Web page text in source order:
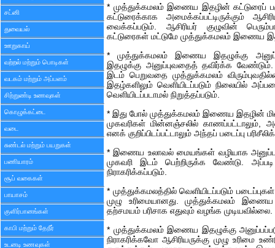
சட்னி
துவையல்
ஊறுகாய்
வற்றல் மற்றும் பொடிகள்
வடகம் மற்றும் அப்பளம்
சிற்றுண்டி உணவுகள்
கொழுக்கட்டை
வடை
சுண்டல் மற்றும் பயறுகள்
பணியாரம்
சூப் வகைகள்
பாயாசம்
குளிர்பானங்கள்
காபி மற்றும் தேநீர்
உடனடி உணவுகள்
* முத்துக்கமலம் இணைய இதழின் கட்டுரைப்
கட்டுரைக்காக அமைக்கப்பட்டிருக்கும்
வைக்கப்படும். ஆசிரியர் குழுவின்
கட்டுரைகள் மட்டுமே முத்துக்கமலம் இணைய
* முத்துக்கமலம் இணைய இதழுக்கு
இதழுக்கு அனுப்புவதைத் தவிர்க்க
இடம் பெறுவதை முத்துக்கமலம்
இதழ்களிலும் வெளியிடப்படும் நிலையில்
வெளியிடப்படாமல் நிறுத்தப்படும்.
* இது போல் முத்துக்கமலம் இணைய இதழின்
முகவரிகள் மின்னஞ்சலில் காணப்பட்டாலும்,
எனக் குறிப்பிடப்பட்டாலும் அந்தப் படைப்பு
* இணைய உலாவல் மையங்கள் வழியாக
முகவரி இடம் பெற்றிருக்க வேண்டு.
நிராகரிக்கப்படும்.
* முத்துக்கமலத்தில் வெளியிடப்படும்
முழு உரிமையானது. முத்துக்கமலம் இணைய
தற்சமயம் பரிசாக எதுவும் வழங்க முடியவில்லை.
* முத்துக்கமலம் இணைய இதழுக்கு
நிராகரிக்கவோ ஆசிரியருக்கு முழு உரிமை